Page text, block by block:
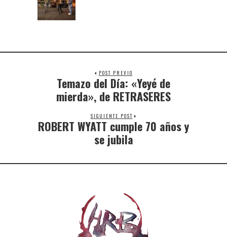
POST PREVIO
Temazo del Día: «Yeyé de
mierda», de RETRASERES
SIGUIENTE POST
ROBERT WYATT cumple 70 años y
se jubila